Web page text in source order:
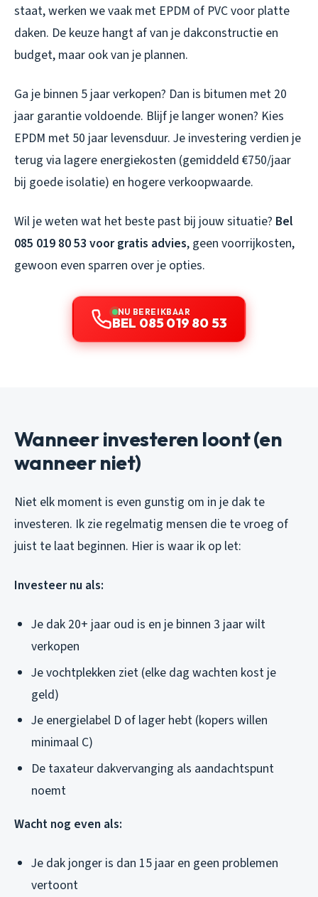
staat, werken we vaak met EPDM of PVC voor platte
daken. De keuze hangt af van je dakconstructie en
budget, maar ook van je plannen.
Ga je binnen 5 jaar verkopen? Dan is bitumen met 20
jaar garantie voldoende. Blijf je langer wonen? Kies
EPDM met 50 jaar levensduur. Je investering verdien je
terug via lagere energiekosten (gemiddeld €750/jaar
bij goede isolatie) en hogere verkoopwaarde.
Wil je weten wat het beste past bij jouw situatie? Bel
085 019 80 53 voor gratis advies, geen voorrijkosten,
gewoon even sparren over je opties.
NU BEREIKBAAR
BEL 085 019 80 53
Wanneer investeren loont (en
wanneer niet)
Niet elk moment is even gunstig om in je dak te
investeren. Ik zie regelmatig mensen die te vroeg of
juist te laat beginnen. Hier is waar ik op let:
Investeer nu als:
Je dak 20+ jaar oud is en je binnen 3 jaar wilt
verkopen
Je vochtplekken ziet (elke dag wachten kost je
geld)
Je energielabel D of lager hebt (kopers willen
minimaal C)
De taxateur dakvervanging als aandachtspunt
noemt
Wacht nog even als:
Je dak jonger is dan 15 jaar en geen problemen
vertoont